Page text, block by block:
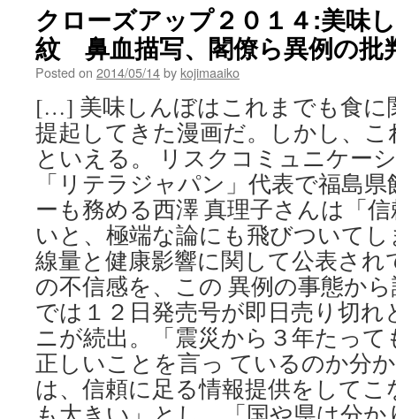
ん
ぼ」
一
時
休
載
へ
最
号
で
「表
現
の
あ
り
方
を
一
度
見
直
クローズアップ２０１４:美味
紋 鼻血描写、閣僚ら異例の批
Posted on 2014/05/14by kojimaaiko
[…] 美味しんぼはこれまでも食に
提起してきた漫画だ。しかし、
といえる。 リスクコミュニケー
「リテラジャパン」代表で福島
ーも務める西澤 真理子さんは「
いと、極端な論にも飛びついて
線量と健康影響に関して公表さ
の不信感を、この 異例の事態か
では１２日発売号が即日売り切
ニが続出。「震災から３年たっ
正しいことを言っ ているのか分
は、信頼に足る情報提供をして